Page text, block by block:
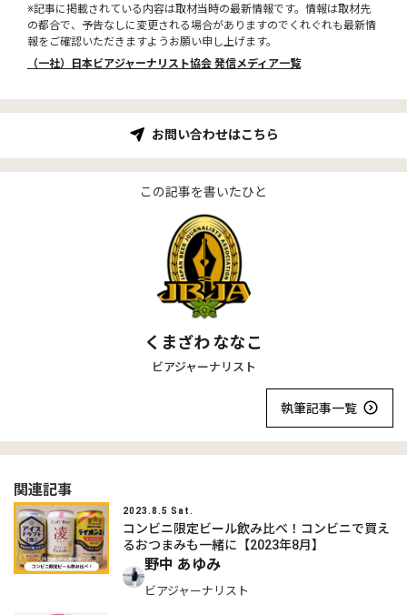
※記事に掲載されている内容は取材当時の最新情報です。情報は取材先
の都合で、予告なしに変更される場合がありますのでくれぐれも最新情
報をご確認いただきますようお願い申し上げます。
（一社）日本ビアジャーナリスト協会 発信メディア一覧
お問い合わせはこちら
この記事を書いたひと
くまざわ ななこ
ビアジャーナリスト
執筆記事一覧
関連記事
2023.8.5 Sat.
コンビニ限定ビール飲み比べ！コンビニで買え
るおつまみも一緒に【2023年8月】
野中 あゆみ
ビアジャーナリスト